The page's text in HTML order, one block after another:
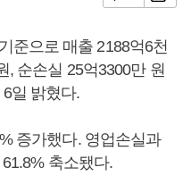
준으로 매출 2188억6천
, 순손실 25억3300만 원
일 밝혔다.
증가했다. 영업손실과
축소됐다.